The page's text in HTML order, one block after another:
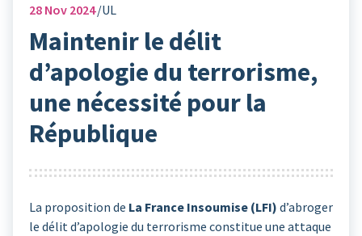
28 Nov 2024 UL
Maintenir le délit
d’apologie du terrorisme,
une nécessité pour la
République
La proposition de La France Insoumise (LFI) d’abroger
le délit d’apologie du terrorisme constitue une attaque